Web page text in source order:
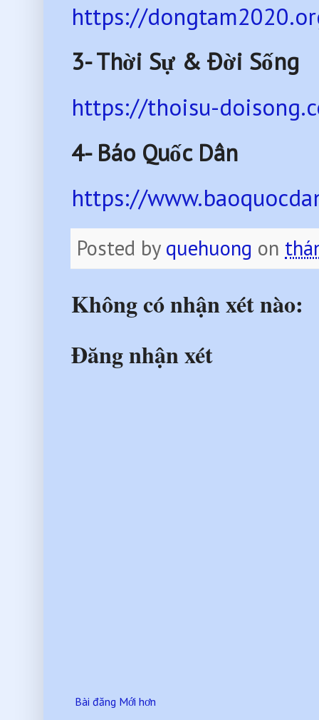
https://
3- Thời Sự & Đời Sống
https://thoisu-
4- Báo Quốc Dân
https://
Posted by quehuong on
Không có nhận xét nào:
Đăng nhận xét
Bài đăng Mới hơn